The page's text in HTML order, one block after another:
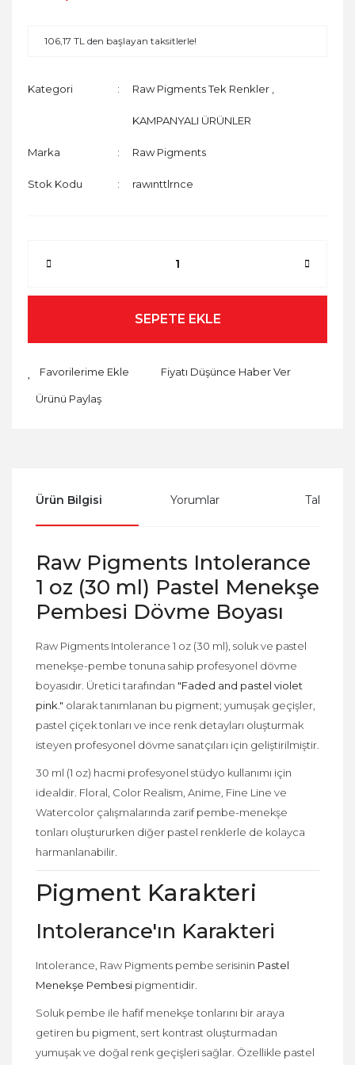
106,17 TL den başlayan taksitlerle!
Kategori Raw Pigments Tek Renkler
KAMPANYALI ÜRÜNLER
Marka Raw Pigments
Stok Kodu rawınttlrnce
SEPETE EKLE
Fiyatı Düşünce Haber Ver
Ürünü Paylaş
Ürün Bilgisi Yorumlar Taksit
Raw Pigments Intolerance
1 oz (30 ml) Pastel Menekşe
Pembesi Dövme Boyası
Raw Pigments Intolerance 1 oz (30 ml), soluk ve pastel
menekşe-pembe tonuna sahip profesyonel dövme
boyasıdır. Üretici tarafından "Faded and pastel violet
pink." olarak tanımlanan bu pigment; yumuşak geçişler,
pastel çiçek tonları ve ince renk detayları oluşturmak
isteyen profesyonel dövme sanatçıları için geliştirilmiştir.
30 ml (1 oz) hacmi profesyonel stüdyo kullanımı için
idealdir. Floral, Color Realism, Anime, Fine Line ve
Watercolor çalışmalarında zarif pembe-menekşe
tonları oluştururken diğer pastel renklerle de kolayca
harmanlanabilir.
Pigment Karakteri
Intolerance'ın Karakteri
Intolerance, Raw Pigments pembe serisinin Pastel
Menekşe Pembesi pigmentidir.
Soluk pembe ile hafif menekşe tonlarını bir araya
getiren bu pigment, sert kontrast oluşturmadan
yumuşak ve doğal renk geçişleri sağlar. Özellikle pastel